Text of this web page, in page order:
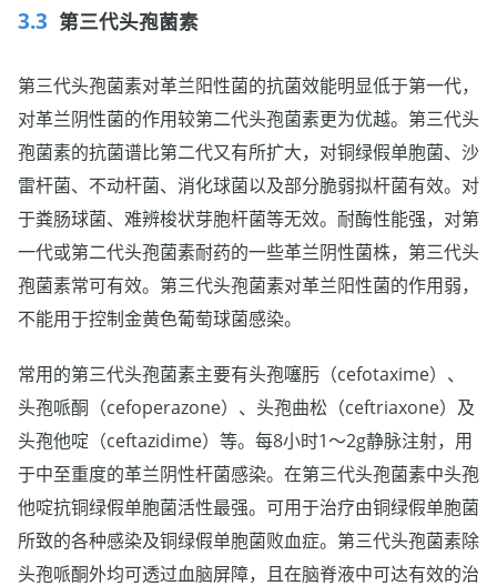
第三代头孢菌素
第三代头孢菌素对革兰阳性菌的抗菌效能明显低于第一代，
对革兰阴性菌的作用较第二代头孢菌素更为优越。第三代头
孢菌素的抗菌谱比第二代又有所扩大，对铜绿假单胞菌、沙
雷杆菌、不动杆菌、消化球菌以及部分脆弱拟杆菌有效。对
于粪肠球菌、难辨梭状芽胞杆菌等无效。耐酶性能强，对第
一代或第二代头孢菌素耐药的一些革兰阴性菌株，第三代头
孢菌素常可有效。第三代头孢菌素对革兰阳性菌的作用弱，
不能用于控制金黄色葡萄球菌感染。
常用的第三代头孢菌素主要有头孢噻肟（cefotaxime）、
头孢哌酮（cefoperazone）、头孢曲松（ceftriaxone）及
头孢他啶（ceftazidime）等。每8小时1～2g静脉注射，用
于中至重度的革兰阴性杆菌感染。在第三代头孢菌素中头孢
他啶抗铜绿假单胞菌活性最强。可用于治疗由铜绿假单胞菌
所致的各种感染及铜绿假单胞菌败血症。第三代头孢菌素除
头孢哌酮外均可透过血脑屏障，且在脑脊液中可达有效的治